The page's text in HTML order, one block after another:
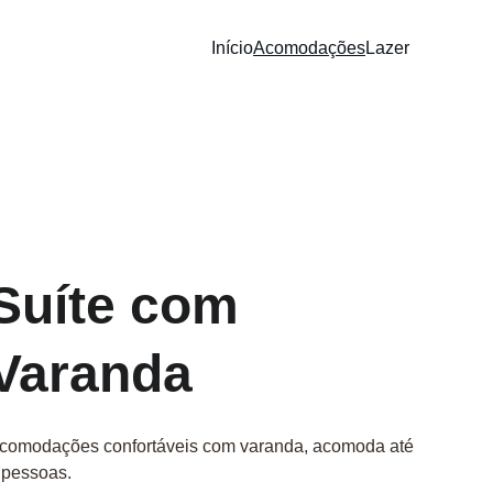
InícioAcomodaçõesLazer
com
confortáveis com varanda, acomoda até